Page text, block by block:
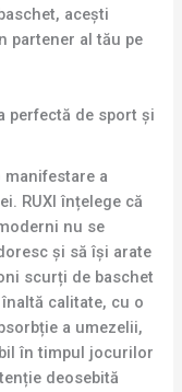
acești
partener al tău pe
perfectă de sport și
a
RUXI înțelege că
nu se
și să își arate
scurți de baschet
calitate, cu o
a umezelii,
în timpul jocurilor
deosebită